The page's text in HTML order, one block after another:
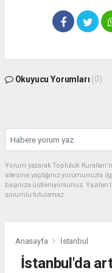
Okuyucu Yorumları (0)
Yorum yazarak Topluluk
sitesine yaptığınız yorumunuzla
başınıza üstleniyorsunuz.
sorumlu tutulamaz.
Anasayfa İstanbul
İstanbul'da